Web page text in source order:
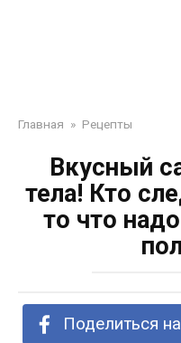
Главная » Рецепты
Вкусный
тела! Кто
то что
Поделиться